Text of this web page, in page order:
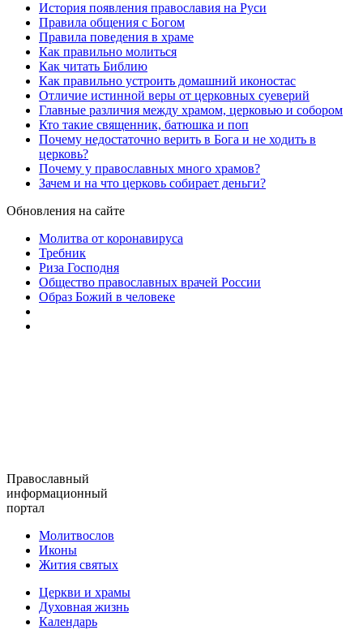
История появления православия на Руси
Правила общения с Богом
Правила поведения в храме
Как правильно молиться
Как читать Библию
Как правильно устроить домашний иконостас
Отличие истинной веры от церковных суеверий
Главные различия между храмом, церковью и собором
Кто такие священник, батюшка и поп
Почему недостаточно верить в Бога и не ходить в
церковь?
Почему у православных много храмов?
Зачем и на что церковь собирает деньги?
Обновления на сайте
Молитва от коронавируса
Требник
Риза Господня
Общество православных врачей России
Образ Божий в человеке
Православный
информационный
портал
Молитвослов
Иконы
Жития святых
Церкви и храмы
Духовная жизнь
Календарь